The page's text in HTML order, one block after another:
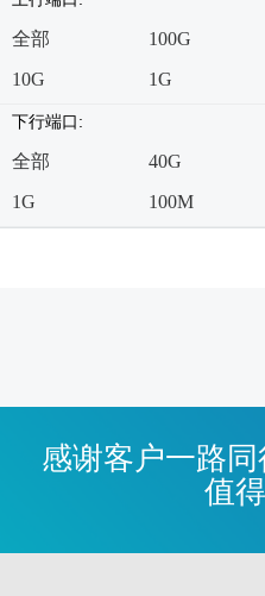
全部 100G
10G
1G
下行端口:
全部 40G
1G
100M
感谢客户一路
值